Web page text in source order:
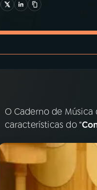
RÁDIO MEC
O Caderno de
características do “